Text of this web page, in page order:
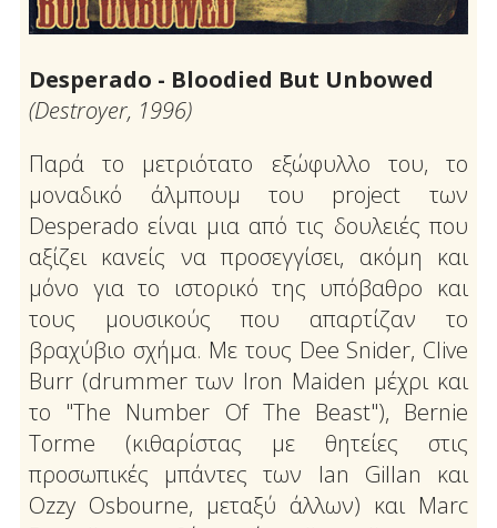
Desperado - Bloodied But Unbowed
(Destroyer, 1996)
Παρά το μετριότατο εξώφυλλο του, το
μοναδικό άλμπουμ του project των
Desperado είναι μια από τις δουλειές που
αξίζει κανείς να προσεγγίσει, ακόμη και
μόνο για το ιστορικό της υπόβαθρο και
τους μουσικούς που απαρτίζαν το
βραχύβιο σχήμα. Με τους Dee Snider, Clive
Burr (drummer των Iron Maiden μέχρι και
το "The Number Of The Beast"), Bernie
Torme (κιθαρίστας με θητείες στις
προσωπικές μπάντες των Ian Gillan και
Ozzy Osbourne, μεταξύ άλλων) και Marc